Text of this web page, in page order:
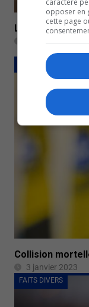
L’identité de la
4 janvier 2023
FAITS DIVERS
Collision
3 janvier 2023
FAITS DIVERS
opposer en
cette page